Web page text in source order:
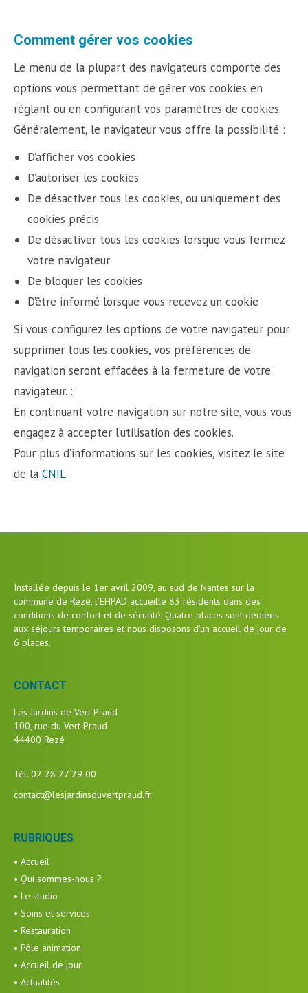
Comment gérer vos cookies
Le menu de la plupart des navigateurs comporte des
options vous permettant de gérer vos cookies en
réglant ou en configurant vos paramètres de cookies.
Généralement, le navigateur vous offre la possibilité :
D’afficher vos cookies
D’autoriser les cookies
De désactiver tous les cookies, ou uniquement des
cookies précis
De désactiver tous les cookies lorsque vous fermez
votre navigateur
De bloquer les cookies
D’être informé lorsque vous recevez un cookie
Si vous configurez les options de votre navigateur pour
supprimer tous les cookies, vos préférences de
navigation seront effacées à la fermeture de votre
navigateur. :
En continuant votre navigation sur notre site, vous vous
engagez à accepter l’utilisation des cookies.
Pour plus d’informations sur les cookies, visitez le site
de la CNIL.
Installée depuis le 1er avril 2009, au sud de Nantes sur la
commune de Rezé, l’EHPAD accueille 83 résidents dans des
conditions de confort et de sécurité. Quatre places sont dédiées
aux séjours temporaires et nous disposons d’un accueil de jour de
6 places.
CONTACT
Les Jardins de Vert Praud
100, rue du Vert Praud
44400 Rezé
Tél. 02 28 27 29 00
contact@lesjardinsduvertpraud.fr
RUBRIQUES
• Accueil
• Qui sommes-nous ?
• Le studio
• Soins et services
• Restauration
• Pôle animation
• Accueil de jour
• Actualités